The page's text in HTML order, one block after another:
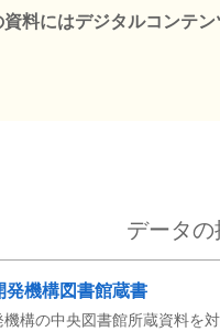
資料にはデジタルコンテン
データ
発機構図書館蔵書
構の中央図書館所蔵資料を